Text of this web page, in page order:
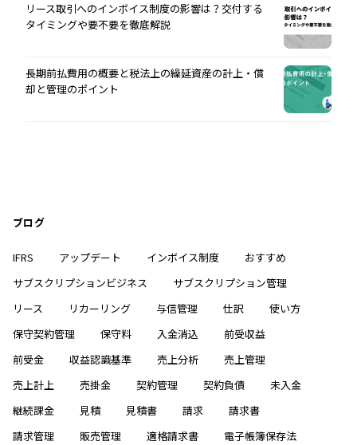
リース取引へのインボイス制度の影響は？交付する
タイミングや要不要を徹底解説
長期前払費用の概要と税法上の繰延資産の計上・償
却と管理のポイント
ブログ
IFRS アップデート インボイス制度
おすすめ
サブスクリプションビジネス
サブスクリプション管理
リース
リカーリング 与信管理 仕訳
使い方
保守契約管理
保守料 入金消込
前受収益
前受金
収益認識基準 売上分析
売上管理
売上計上
売掛金 契約管理 契約負債
未入金
継続課金
見積 見積書 請求
請求書
請求管理
販売管理 適格請求書 電子帳簿保存法